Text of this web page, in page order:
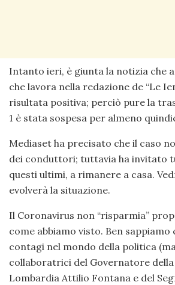
Intanto ieri, è giunta la notizia che
che lavora nella redazione de “Le
risultata positiva; perciò pure la
1 è stata sospesa per almeno
Mediaset ha precisato che il caso
dei conduttori; tuttavia ha invitato
questi ultimi, a rimanere a casa.
evolverà la situazione.
Il Coronavirus non “risparmia”
come abbiamo visto. Ben
contagi nel mondo della politica
collaboratrici del Governatore della
Lombardia Attilio Fontana e del